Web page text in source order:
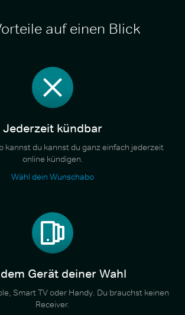
auf einen Blick
Jederzeit kündbar
kannst du kannst du ganz einfach jederzeit
online kündigen.
Wähl dein Wunschabo
Gerät deiner Wahl
Smart TV oder Handy. Du brauchst keinen
Receiver.